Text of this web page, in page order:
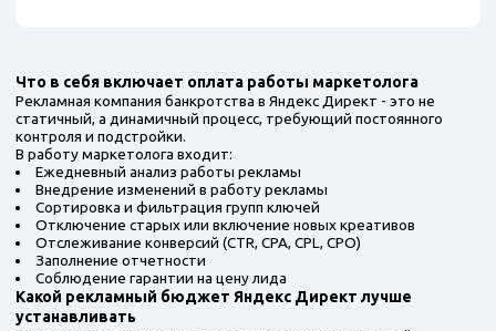
Что в себя включает оплата работы маркетолога
Рекламная компания банкротства в Яндекс Директ - это не
статичный, а динамичный процесс, требующий постоянного
контроля и подстройки.
В работу маркетолога входит:
Ежедневный анализ работы рекламы
Внедрение изменений в работу рекламы
Сортировка и фильтрация групп ключей
Отключение старых или включение новых креативов
Отслеживание конверсий (CTR, CPA, CPL, CPO)
Заполнение отчетности
Соблюдение гарантии на цену лида
Какой рекламный бюджет Яндекс Директ лучше
устанавливать